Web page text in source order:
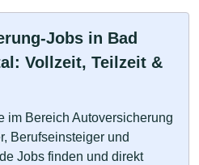
Jobs in Bad
Vollzeit, Teilzeit &
im Bereich Autoversicherung
Berufseinsteiger und
Jobs finden und direkt